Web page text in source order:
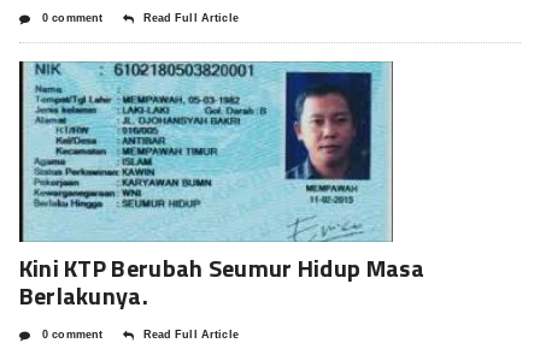
0 comment Read Full Article
Kini KTP Berubah Seumur Hidup Masa
Berlakunya.
0 comment Read Full Article